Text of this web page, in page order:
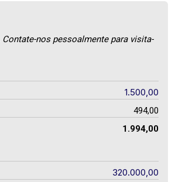
nos pessoalmente para visita-
1.500,00
494,00
1.994,00
320.000,00